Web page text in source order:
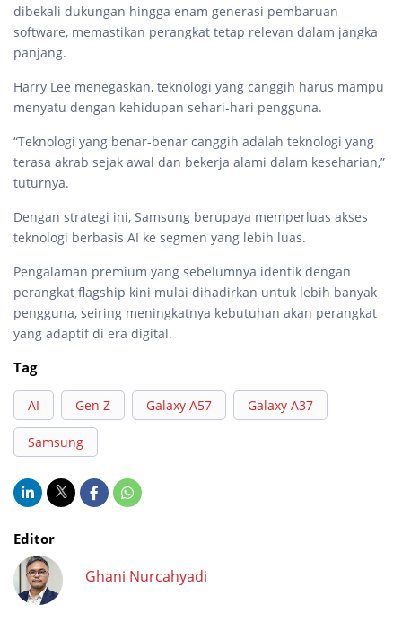
dibekali dukungan hingga enam generasi pembaruan
software, memastikan perangkat tetap relevan dalam jangka
panjang.
Harry Lee menegaskan, teknologi yang canggih harus mampu
menyatu dengan kehidupan sehari-hari pengguna.
“Teknologi yang benar-benar canggih adalah teknologi yang
terasa akrab sejak awal dan bekerja alami dalam keseharian,”
tuturnya.
Dengan strategi ini, Samsung berupaya memperluas akses
teknologi berbasis AI ke segmen yang lebih luas.
Pengalaman premium yang sebelumnya identik dengan
perangkat flagship kini mulai dihadirkan untuk lebih banyak
pengguna, seiring meningkatnya kebutuhan akan perangkat
yang adaptif di era digital.
Tag
AI Gen Z Galaxy A57 Galaxy A37
Samsung
Editor
Ghani Nurcahyadi